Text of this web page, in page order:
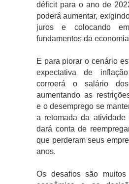
déficit para o ano de
poderá aumentar,
juros e colocando
fundamentos da
E para piorar o cenário
expectativa de
corroerá o salário dos
aumentando as
e o desemprego se
a retomada da atividade
dará conta de
que perderam seus
anos.
Os desafios são